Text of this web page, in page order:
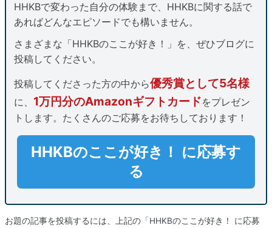
HHKBで変わった自分の体験まで、HHKBに関する話で
あればどんなエピソードでも構いません。
さまざまな「HHKBのここが好き！」を、ぜひブログに
投稿してください。
投稿してくださった方の中から優秀賞として5名様
に、 1万円分のAmazonギフトカードをプレゼン
トします。たくさんのご応募をお待ちしております！
HHKBのここが好き！ に応募す
る
お題の記事を投稿するには、上記の「HHKBのここが好き！ に応募